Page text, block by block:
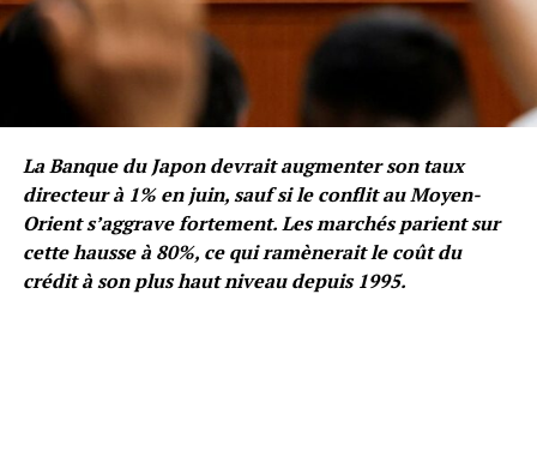
La Banque du Japon devrait augmenter son taux
directeur à 1% en juin, sauf si le conflit au Moyen-
Orient s’aggrave fortement. Les marchés parient sur
cette hausse à 80%, ce qui ramènerait le coût du
crédit à son plus haut niveau depuis 1995.